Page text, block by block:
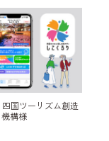
国ツーリズム創造
機構様